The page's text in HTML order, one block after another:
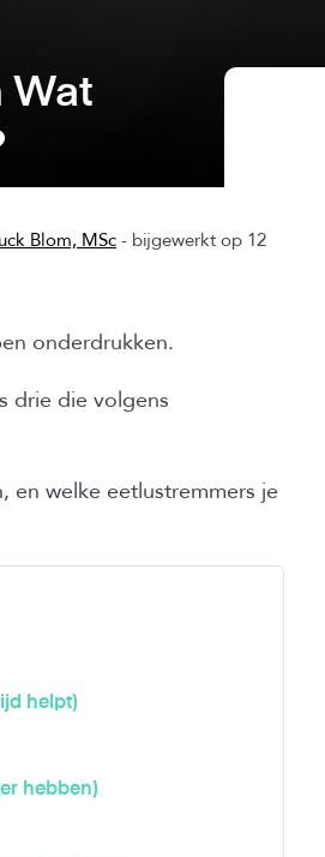
Wat
Blom, MSc - bijgewerkt op 12
onderdrukken.
drie die volgens
en welke eetlustremmers je
helpt)
hebben)